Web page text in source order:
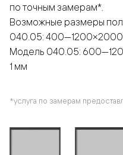
по точным замерам*.
Возможные размеры
040.05:
Модель 040.05:
1 мм
*услуга по замерам